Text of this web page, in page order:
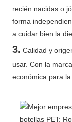
recién nacidas o
forma
a cuidar bien la
3. Calidad y
usar. Con la
económica para